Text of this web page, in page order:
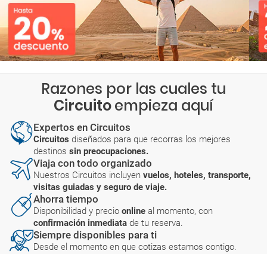
Razones por las cuales tu
Circuitoempieza aquí
Expertos en Circuitos
Circuitos diseñados para que recorras los mejores
destinos sin preocupaciones.
Viaja con todo organizado
Nuestros Circuitos incluyen vuelos, hoteles, transporte,
visitas guiadas y seguro de viaje.
Ahorra tiempo
Disponibilidad y precio online al momento, con
confirmación inmediata de tu reserva.
Siempre disponibles para ti
Desde el momento en que cotizas estamos contigo.